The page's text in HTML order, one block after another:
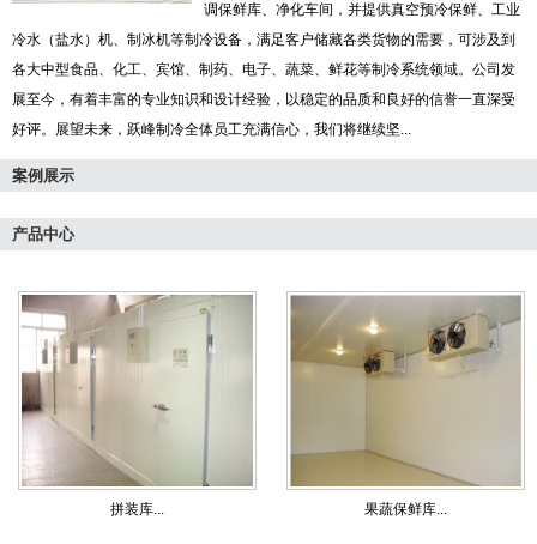
调保鲜库、净化车间，并提供真空预冷保鲜、工业
冷水（盐水）机、制冰机等制冷设备，满足客户储藏各类货物的需要，可涉及到
各大中型食品、化工、宾馆、制药、电子、蔬菜、鲜花等制冷系统领域。公司发
展至今，有着丰富的专业知识和设计经验，以稳定的品质和良好的信誉一直深受
好评。展望未来，跃峰制冷全体员工充满信心，我们将继续坚...
案例展示
产品中心
拼装库... 果蔬保鲜库...